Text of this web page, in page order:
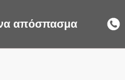
απόσπασμα